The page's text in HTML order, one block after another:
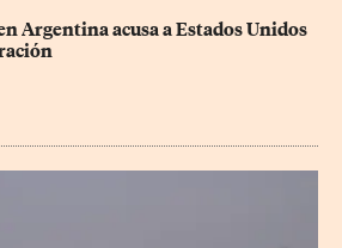
Argentina acusa a Estados Unidos